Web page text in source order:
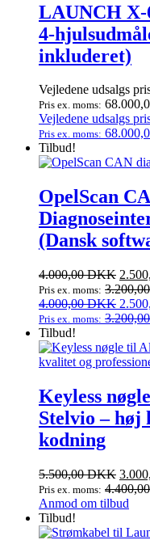
LAUNCH
inkluderet)
Vejledene udsalgs
Pris ex. moms:
Vejledene udsalgs
Pris ex. moms:
Tilbud!
OpelScan
(Dansk
4.000,00DKK Den
pris
var:
Pris ex. moms:
4.000,00DKK Den
var:
Pris ex. moms:
Tilbud!
Keyless
Stelvio – høj
kodning
5.500,00DKK Den
pris
Pris ex. moms:
Anmod om tilbud
Tilbud!